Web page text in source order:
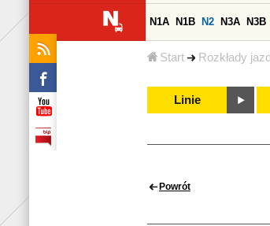
Start Rozkłady
N1A N1B N2 N3A N3B
Linie
Powrót